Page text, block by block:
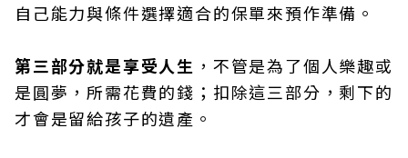
自己能力與條件選擇適合的保單來預作準備。
第三部分就是享受人生 ，不管是為了個人樂趣或
是圓夢，所需花費的錢；扣除這三部分，剩下的
才會是留給孩子的遺產。